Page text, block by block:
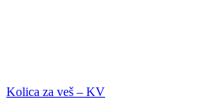
Kolica za veš – KV